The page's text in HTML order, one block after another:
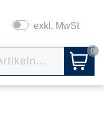
exkl. MwSt
0